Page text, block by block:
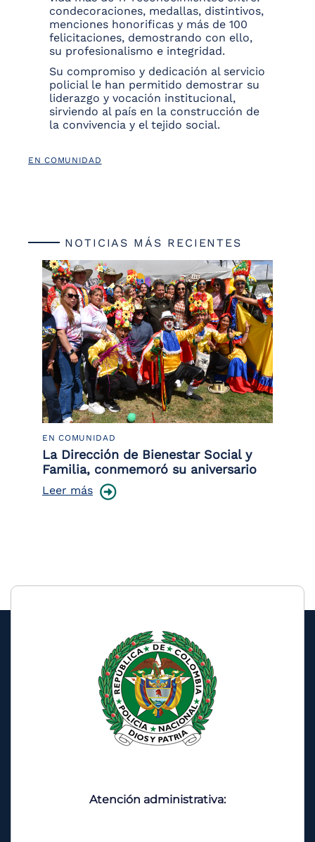
condecoraciones, medallas, distintivos,
menciones honorificas y más de 100
felicitaciones, demostrando con ello,
su profesionalismo e integridad.
Su compromiso y dedicación al servicio
policial le han permitido demostrar su
liderazgo y vocación institucional,
sirviendo al país en la construcción de
la convivencia y el tejido social.
EN COMUNIDAD
NOTICIAS MÁS RECIENTES
EN COMUNIDAD
La Dirección de Bienestar Social y
Familia, conmemoró su aniversario
Leer más
Atención administrativa: